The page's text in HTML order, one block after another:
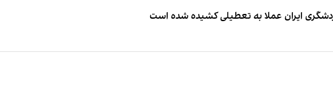
ایران عملا به تعطیلی کشیده شده است